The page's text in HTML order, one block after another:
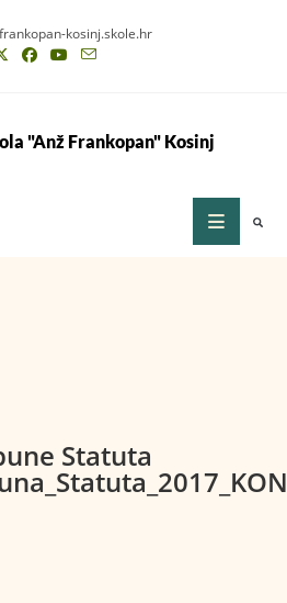
kosinj.skole.hr
"Anž Frankopan" Kosinj
Statuta